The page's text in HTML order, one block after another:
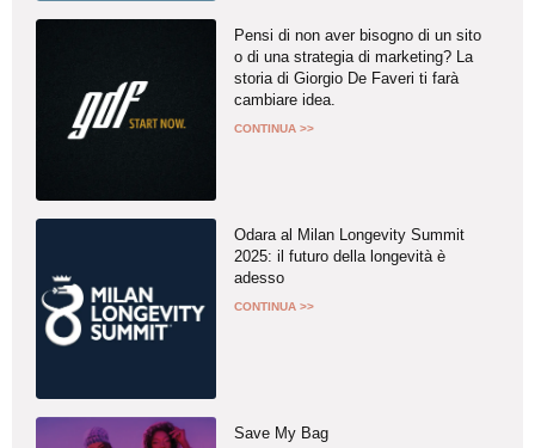
Pensi di non aver bisogno di un sito
o di una strategia di marketing? La
storia di Giorgio De Faveri ti farà
cambiare idea.
CONTINUA >>
Odara al Milan Longevity Summit
2025: il futuro della longevità è
adesso
CONTINUA >>
Save My Bag